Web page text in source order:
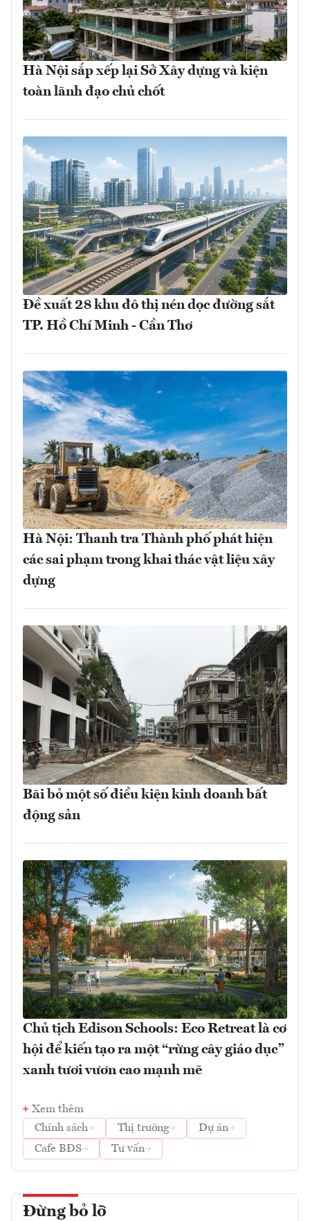
Hà Nội sắp xếp lại Sở Xây dựng và kiện
toàn lãnh đạo chủ chốt
Đề xuất 28 khu đô thị nén dọc đường sắt
TP. Hồ Chí Minh - Cần Thơ
Hà Nội: Thanh tra Thành phố phát hiện
các sai phạm trong khai thác vật liệu xây
dựng
Bãi bỏ một số điều kiện kinh doanh bất
động sản
Chủ tịch Edison Schools: Eco Retreat là cơ
hội để kiến tạo ra một “rừng cây giáo dục”
xanh tươi vươn cao mạnh mẽ
Xem thêm
Chính sách
Thị trường
Dự án
Cafe BĐS
Tư vấn
Đừng bỏ lỡ